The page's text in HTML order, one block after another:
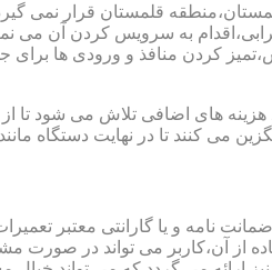
قلمستان قرار نمی
خرابی،اقدام به سرویس کردن آن
منافذ و ورودی ها برای
های اضافی تلاش می شود تا
می کنند تا در نهایت دستگاه
از آن،کاربر می تواند در